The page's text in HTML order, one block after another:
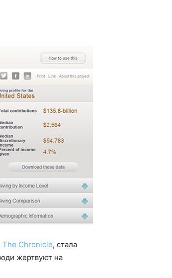
The Chronicle, стала
жертвуют на